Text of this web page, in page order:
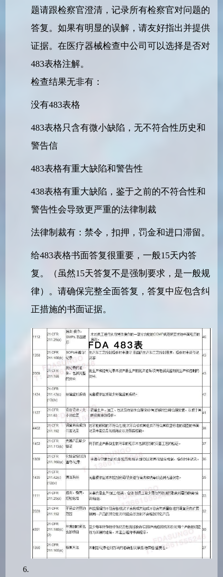
题请跟检察官澄清，记录所有检察官对问题的
答复。如果有明显的误解，请友好指出并提供
证据。在医疗器械检查中公司可以选择是否对
483表格注解。
检查结果无非有：
没有483表格
483表格只含有微小缺陷，无不符合性历史和
警告信
483表格有重大缺陷和警告性
438表格有重大缺陷，鉴于之前的不符合性和
警告性会导致更严重的法律制裁
法律制裁有：禁令，扣押，罚金和进口滞留。
给483表格书面答复很重要，一般15天内答
复。（虽然15天答复不是强制要求，是一般规
律）。请确保完整全面答复，答复中应包含纠
正措施的书面证据。